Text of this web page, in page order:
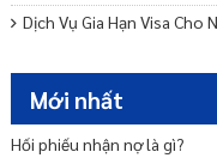
Dịch Vụ Gia Hạn Visa Cho
Cần Thơ
Dịch Vụ Gia Hạn Visa
Thơ
Mới nhất
Hối phiếu nhận nợ là gì?